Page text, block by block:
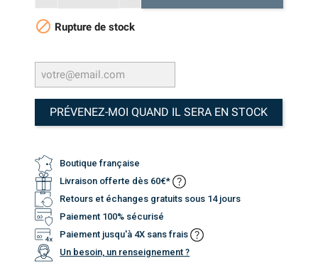
 Rupture de stock
PRÉVENEZ-MOI QUAND IL SERA EN STOCK
Boutique française
Livraison offerte dès 60€*
Retours et échanges gratuits sous 14 jours
Paiement 100% sécurisé
Paiement jusqu'à 4X sans frais
Un besoin, un renseignement ?